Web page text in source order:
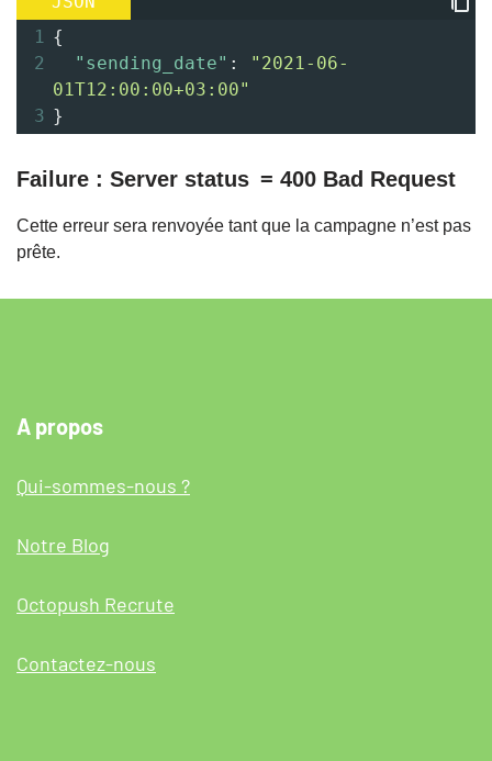
1 {
2
"sending_date" :
"2021-06-
01T12:00:00+03:00"
3 }
Failure : Server status = 400 Bad Request
Cette erreur sera renvoyée tant que la campagne n’est pas
prête.
A propos
Qui-sommes-nous ?
Notre Blog
Octopush Recrute
Contactez-nous